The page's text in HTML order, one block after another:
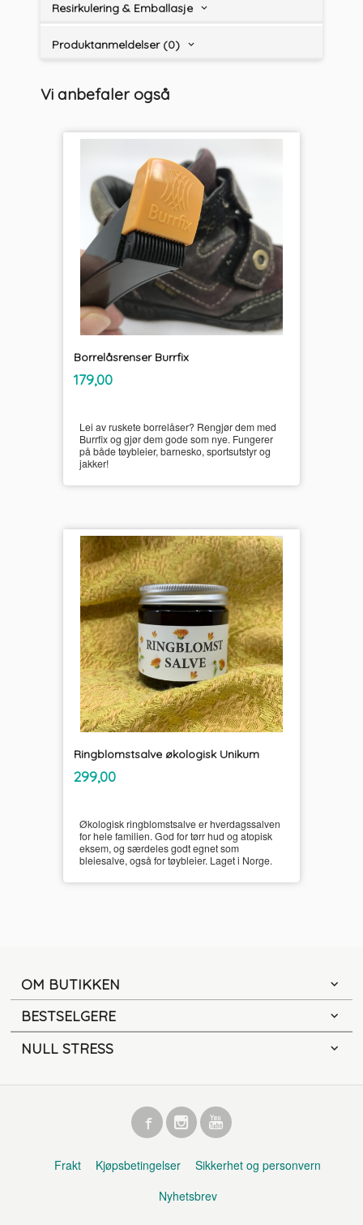
Resirkulering & Emballasje
Produktanmeldelser (0)
Vi anbefaler også
Borrelåsrenser Burrfix
Pris
179,00mva.
Lei av ruskete borrelåser? Rengjør dem med
Burrfix og gjør dem gode som nye. Fungerer
på både tøybleier, barnesko, sportsutstyr og
jakker!
Ringblomstsalve økologisk Unikum
Pris
299,00mva.
Økologisk ringblomstsalve er hverdagssalven
for hele familien. God for tørr hud og atopisk
eksem, og særdeles godt egnet som
bleiesalve, også for tøybleier. Laget i Norge.
OM BUTIKKEN
BESTSELGERE
NULL STRESS
Frakt Kjøpsbetingelser
Sikkerhet og personvern
Nyhetsbrev